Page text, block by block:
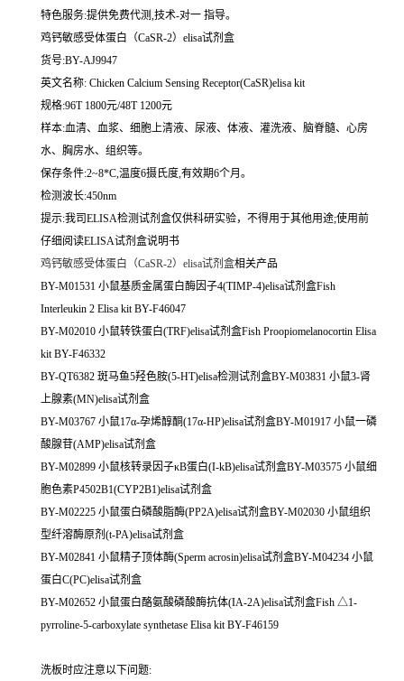
特色服务:提供免费代测,技术-对一 指导。
鸡钙敏感受体蛋白（CaSR-2）elisa试剂盒
货号:BY-AJ9947
英文名称: Chicken Calcium Sensing Receptor(CaSR)elisa kit
规格:96T 1800元/48T 1200元
样本:血清、血浆、细胞上清液、尿液、体液、灌洗液、脑脊髓、心房
水、胸房水、组织等。
保存条件:2~8*C,温度6摄氏度,有效期6个月。
检测波长:450nm
提示:我司ELISA检测试剂盒仅供科研实验，不得用于其他用途;使用前
仔细阅读ELISA试剂盒说明书
鸡钙敏感受体蛋白（CaSR-2）elisa试剂盒相关产品
BY-M01531 小鼠基质金属蛋白酶因子4(TIMP-4)elisa试剂盒Fish
Interleukin 2 Elisa kit BY-F46047
BY-M02010 小鼠转铁蛋白(TRF)elisa试剂盒Fish Proopiomelanocortin Elisa
kit BY-F46332
BY-QT6382 斑马鱼5羟色胺(5-HT)elisa检测试剂盒BY-M03831 小鼠3-肾
上腺素(MN)elisa试剂盒
BY-M03767 小鼠17α-孕烯醇酮(17α-HP)elisa试剂盒BY-M01917 小鼠一磷
酸腺苷(AMP)elisa试剂盒
BY-M02899 小鼠核转录因子κB蛋白(I-kB)elisa试剂盒BY-M03575 小鼠细
胞色素P4502B1(CYP2B1)elisa试剂盒
BY-M02225 小鼠蛋白磷酸脂酶(PP2A)elisa试剂盒BY-M02030 小鼠组织
型纤溶酶原剂(t-PA)elisa试剂盒
BY-M02841 小鼠精子顶体酶(Sperm acrosin)elisa试剂盒BY-M04234 小鼠
蛋白C(PC)elisa试剂盒
BY-M02652 小鼠蛋白酪氨酸磷酸酶抗体(IA-2A)elisa试剂盒Fish △1-
pyrroline-5-carboxylate synthetase Elisa kit BY-F46159
洗板时应注意以下问题: